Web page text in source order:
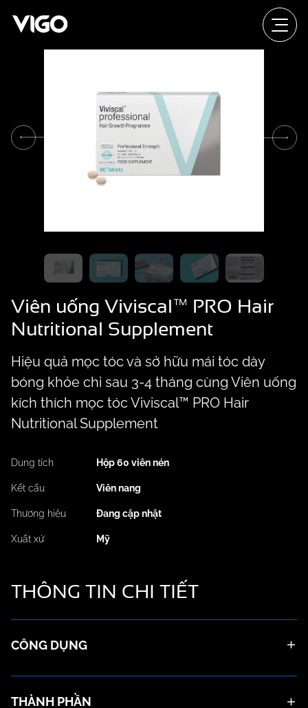
Viên uống Viviscal™ PRO Hair
Nutritional Supplement
Hiệu quả mọc tóc và sở hữu mái tóc dày
bóng khỏe chỉ sau 3-4 tháng cùng Viên uống
kích thích mọc tóc Viviscal™ PRO Hair
Nutritional Supplement
Dung tích Hộp 60 viên nén
Kết cấu Viên nang
Thương hiệu Đang cập nhật
Xuất xứ Mỹ
THÔNG TIN CHI TIẾT
CÔNG DỤNG
THÀNH PHẦN